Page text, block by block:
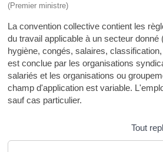
(Premier ministre)
La convention collective contient les
du travail applicable à un secteur donné
hygiène, congés, salaires,
est conclue par les organisations
salariés et les organisations ou
champ d'application est variable.
sauf cas particulier.
Tout